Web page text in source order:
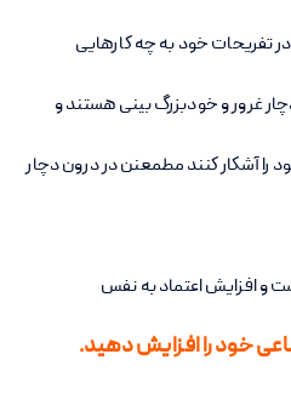
تفریحات خود به چه کارهایی
غرور و خودبزرگ بینی هستند و
را آشکار کنند مطمعنن در درون دچار
خود را افزایش دهید.